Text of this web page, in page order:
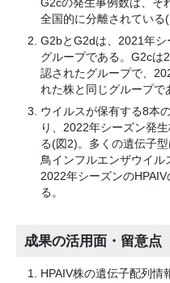
G2cの発生事例数は、そ
全国的に分離されている(
G2bとG2dは、2021年
グループである。G2cは
認されたグループで、
れた株と同じグループで
ウイルスが保有する8本
り、2022年シーズン発
る(図2)。多くの遺伝子
鳥インフルエンザウイル
2022年シーズンの
る。
成果の活用面・留意点
HPAIV株の遺伝子配列情